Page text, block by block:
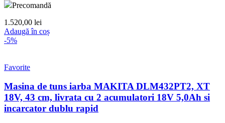
Precomandă
1.520,00 lei
Adaugă în coș
-5%
Favorite
Masina de tuns iarba MAKITA DLM432PT2, XT
18V, 43 cm, livrata cu 2 acumulatori 18V 5,0Ah si
incarcator dublu rapid